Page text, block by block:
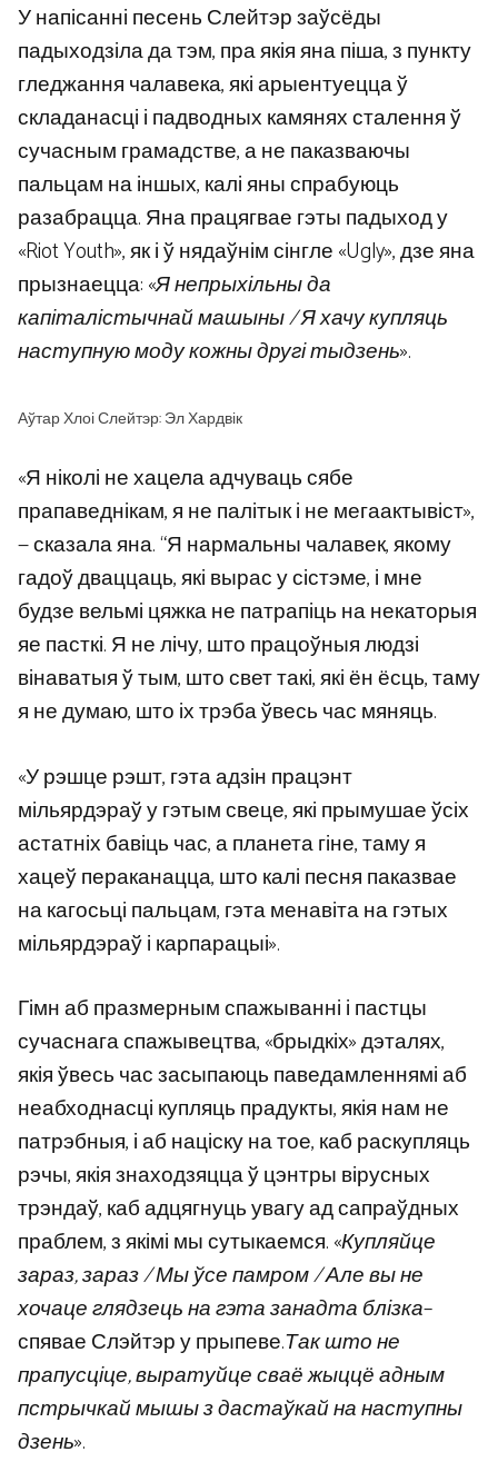
У напісанні песень Слейтэр заўсёды
падыходзіла да тэм, пра якія яна піша, з пункту
гледжання чалавека, які арыентуецца ў
складанасці і падводных камянях сталення ў
сучасным грамадстве, а не паказваючы
пальцам на іншых, калі яны спрабуюць
разабрацца. Яна працягвае гэты падыход у
«Riot Youth», як і ў нядаўнім сінгле «Ugly», дзе яна
прызнаецца: «Я непрыхільны да
капіталістычнай машыны / Я хачу купляць
наступную моду кожны другі тыдзень».
Аўтар Хлоі Слейтэр: Эл Хардвік
«Я ніколі не хацела адчуваць сябе
прапаведнікам, я не палітык і не мегаактывіст»,
— сказала яна. “Я нармальны чалавек, якому
гадоў дваццаць, які вырас у сістэме, і мне
будзе вельмі цяжка не патрапіць на некаторыя
яе пасткі. Я не лічу, што працоўныя людзі
вінаватыя ў тым, што свет такі, які ён ёсць, таму
я не думаю, што іх трэба ўвесь час мяняць.
«У рэшце рэшт, гэта адзін працэнт
мільярдэраў у гэтым свеце, які прымушае ўсіх
астатніх бавіць час, а планета гіне, таму я
хацеў пераканацца, што калі песня паказвае
на кагосьці пальцам, гэта менавіта на гэтых
мільярдэраў і карпарацыі».
Гімн аб празмерным спажыванні і пастцы
сучаснага спажывецтва, «брыдкіх» дэталях,
якія ўвесь час засыпаюць паведамленнямі аб
неабходнасці купляць прадукты, якія нам не
патрэбныя, і аб націску на тое, каб раскупляць
рэчы, якія знаходзяцца ў цэнтры вірусных
трэндаў, каб адцягнуць увагу ад сапраўдных
праблем, з якімі мы сутыкаемся. «Купляйце
зараз, зараз / Мы ўсе памром / Але вы не
хочаце глядзець на гэта занадта блізка–
спявае Слэйтэр у прыпеве.Так што не
прапусціце, выратуйце сваё жыццё адным
пстрычкай мышы з дастаўкай на наступны
дзень».